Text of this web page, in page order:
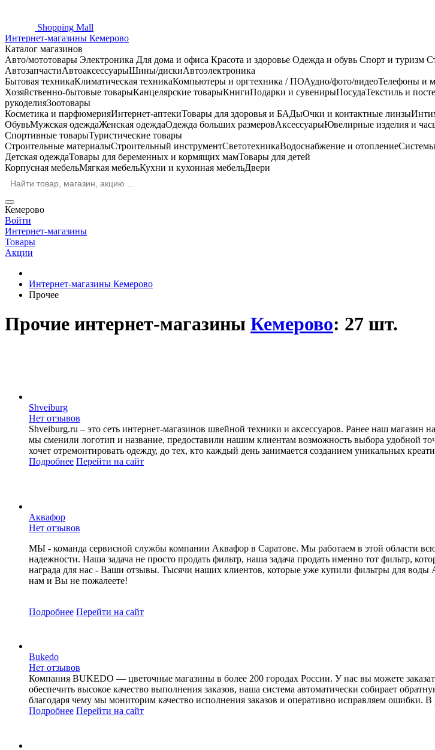
Shopping Mall
Интернет-магазины Кемерово
Каталог магазинов
Авто/мототовары Электроника Для дома и офиса Красота и здоровье Одежда и обувь Спорт и туризм
АвтозапчастиАвтоаксессуарыШины/дискиАвтоэлектроника
Бытовая техникаКлиматическая техникаКомпьютеры и оргтехника / ПОАудио/фото/видеоТелефоны и
Хозяйственно-бытовые товарыКанцелярские товарыКнигиПодарки и сувенирыПосудаТекстиль и
рукоделияЗоотовары
Косметика и парфюмерияИнтернет-аптекиТовары для здоровья и БАДыОчки и контактные линзы
ОбувьМужская одеждаЖенская одеждаОдежда больших размеровАксессуарыЮвелирные изделия и
Спортивные товарыТуристические товары
Строительные материалыСтроительный инструментСветотехникаВодоснабжение и отоплениеСистемы
Детская одеждаТовары для беременных и кормящих мамТовары для детей
Корпусная мебельМягкая мебельКухни и кухонная мебельДвери
Кемерово
Войти
Интернет-магазины
Товары
Акции
Интернет-магазины Кемерово
Прочее
Прочие интернет-магазины Кемерово: 27 шт.
Shveiburg
Нет отзывов
Shveiburg.ru – это сеть интернет-магазинов швейной техники и аксессуаров. Ранее наш
мы сменили логотип и название, предоставили нашим клиентам возможность выбора удобной
хочет отремонтировать одежду, до тех, кто каждый день занимается созданием уникальных
Подробнее Перейти на сайт
Аквафор
Нет отзывов
МЫ - команда сервисной службы компании Аквафор в Саратове. Мы работаем в этой области
надежности. Наша задача не просто продать фильтр, наша задача продать именно тот фильтр,
награда для нас - Ваши отзывы. Тысячи наших клиентов, которые уже купили фильтры для
нам и Вы не пожалеете!
Подробнее Перейти на сайт
Bukedo
Нет отзывов
Компания BUKEDO — цветочные магазины в более 200 городах России. У нас вы можете
обеспечить высокое качество выполнения заказов, наша система автоматически собирает
благодаря чему мы мониторим качество исполнения заказов и оперативно исправляем ошибки.
Подробнее Перейти на сайт